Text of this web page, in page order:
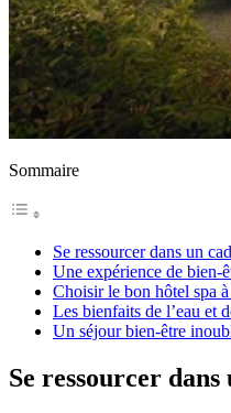
Sommaire
Se ressourcer dans un
Une expérience de bien-
Choisir le bon hôtel spa
Les bienfaits de l’eau et
Un séjour bien-être
Se ressourcer